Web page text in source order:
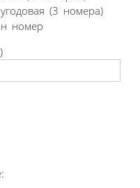
(3 номера)
номер